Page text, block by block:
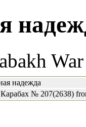
надежда
№ 207(2638)